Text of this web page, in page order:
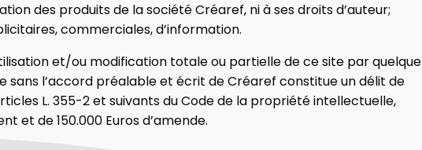
des produits de la société Créaref, ni à ses droits d’auteur;
commerciales, d’information.
et/ou modification totale ou partielle de ce site par quelque
sans l’accord préalable et écrit de Créaref constitue un délit de
L. 355-2 et suivants du Code de la propriété intellectuelle,
et de 150.000 Euros d’amende.